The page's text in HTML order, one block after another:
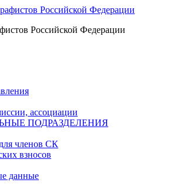
Российской Федерации
ассоциации
ПОДРАЗДЕЛЕНИЯ
членов СК
взносов
данные